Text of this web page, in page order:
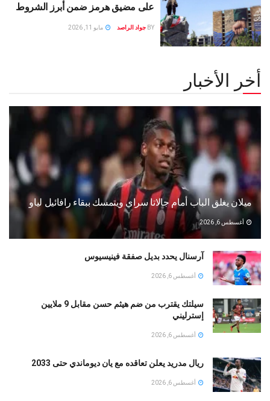
على مضيق هرمز ضمن أبرز الشروط
BY جواد الراصد مايو 11, 2026
أخر الأخبار
ميلان يغلق الباب أمام جالاتا سراي ويتمسك ببقاء رافائيل لياو
أغسطس 6, 2026
آرسنال يحدد بديل صفقة فينيسيوس
أغسطس 6, 2026
سيلتك يقترب من ضم هيثم حسن مقابل 9 ملايين
إسترليني
أغسطس 6, 2026
ريال مدريد يعلن تعاقده مع يان ديوماندي حتى 2033
أغسطس 6, 2026